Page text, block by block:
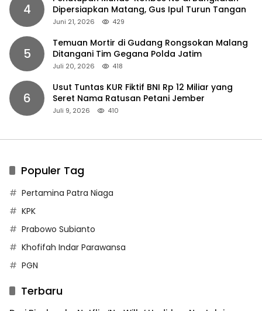
4
Dipersiapkan Matang, Gus Ipul Turun Tangan
Juni 21, 2026 429
5
Temuan Mortir di Gudang Rongsokan Malang
Ditangani Tim Gegana Polda Jatim
Juli 20, 2026 418
6
Usut Tuntas KUR Fiktif BNI Rp 12 Miliar yang
Seret Nama Ratusan Petani Jember
Juli 9, 2026 410
Populer Tag
Pertamina Patra Niaga
KPK
Prabowo Subianto
Khofifah Indar Parawansa
PGN
Terbaru